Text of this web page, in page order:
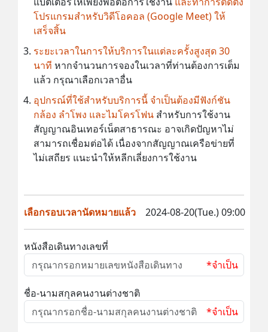
โปรแกรมสำหรับวิดีโอคอล (Google Meet) ให้
เสร็จสิ้น
ระยะเวลาในการให้บริการในแต่ละครั้งสูงสุด 30
นาที หากจำนวนการจองในเวลาที่ท่านต้องการเต็ม
แล้ว กรุณาเลือกเวลาอื่น
อุปกรณ์ที่ใช้สำหรับบริการนี้ จำเป็นต้องมีฟังก์ชัน
กล้อง ลำโพง และไมโครโฟน สำหรับการใช้งาน
สัญญาณอินเทอร์เน็ตสาธารณะ อาจเกิดปัญหาไม่
สามารถเชื่อมต่อได้ เนื่องจากสัญญาณเครือข่ายที่
ไม่เสถียร แนะนำให้หลีกเลี่ยงการใช้งาน
เลือกรอบเวลานัดหมายแล้ว 2024-08-20(Tue.) 09:00
หนังสือเดินทางเลขที่
*จำเป็น
ชื่อ-นามสกุลคนงานต่างชาติ
*จำเป็น